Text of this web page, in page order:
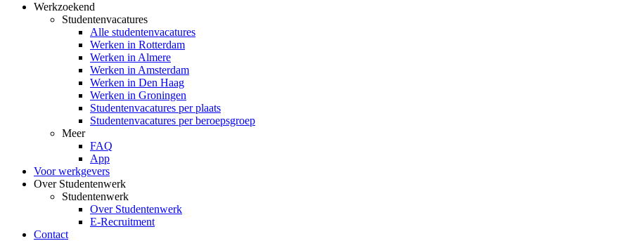
Werkzoekend
Studentenvacatures
Alle studentenvacatures
Werken in Rotterdam
Werken in Almere
Werken in Amsterdam
Werken in Den Haag
Werken in Groningen
Studentenvacatures per plaats
Studentenvacatures per beroepsgroep
Meer
FAQ
App
Voor werkgevers
Over Studentenwerk
Studentenwerk
Over Studentenwerk
E-Recruitment
Contact